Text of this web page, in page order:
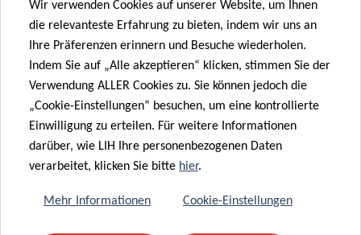
https://authors.elsevier.com/c/1jg6f6t8JEqoab
Finanzierung und Kooperationen
Diese Arbeit war eine Zusammenarbeit zwischen dem
luxemburgischen Institut für Gesundheit, der belgischen
Universität Gent, der britischen Universität Edinburgh und
der amerikanischen Washington University School of
USA in der Forschungsgruppe von Prof. Desai, Frau
Wir verwenden Cookies auf unserer Website, um Ihnen
die relevanteste Erfahrung zu bieten, indem wir uns an
Ihre Präferenzen erinnern und Besuche wiederholen.
Indem Sie auf „Alle akzeptieren“ klicken, stimmen Sie der
Verwendung ALLER Cookies zu. Sie können jedoch die
„Cookie-Einstellungen“ besuchen, um eine kontrollierte
Einwilligung zu erteilen. Für weitere Informationen
darüber, wie LIH Ihre personenbezogenen Daten
verarbeitet, klicken Sie bitte hier.
Mehr Informationen Cookie-Einstellungen